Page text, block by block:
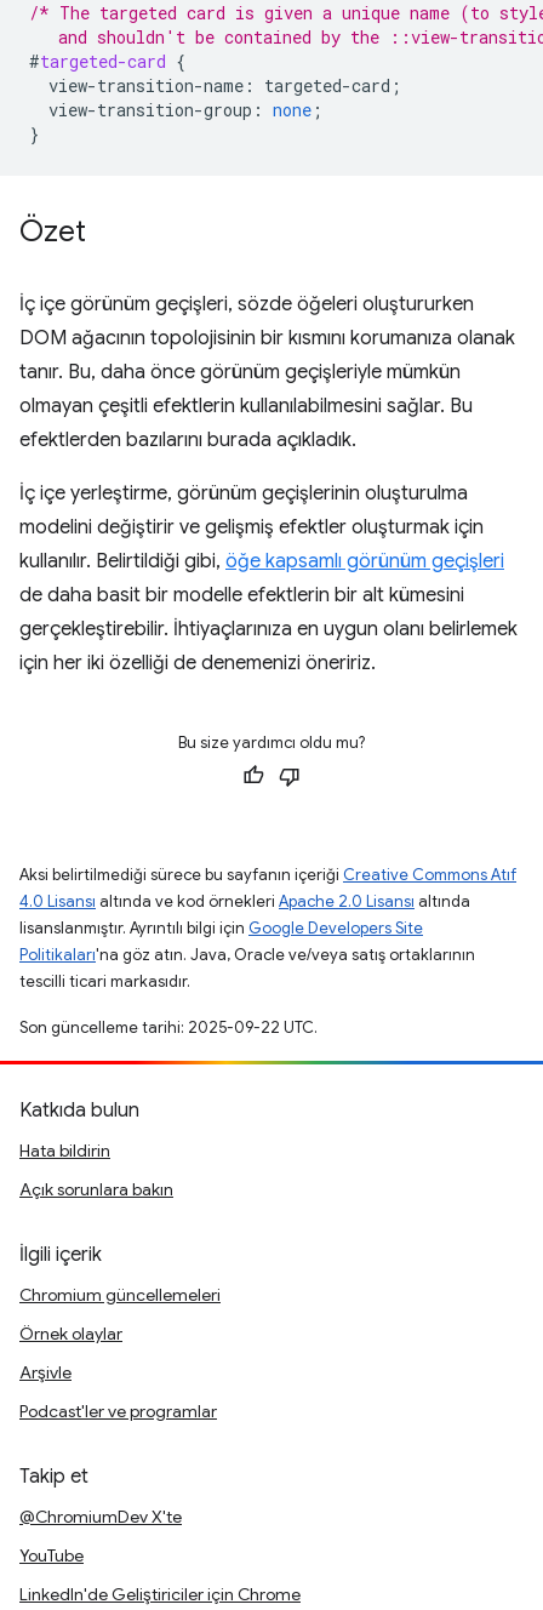
/* The targeted card is given a unique name (to
and shouldn't be contained by the ::view-
#targeted-card {
view-transition-name : targeted-card ;
view-transition-group : none ;
}
Özet
İç içe görünüm geçişleri, sözde öğeleri oluştururken
DOM ağacının topolojisinin bir kısmını korumanıza olanak
tanır. Bu, daha önce görünüm geçişleriyle mümkün
olmayan çeşitli efektlerin kullanılabilmesini sağlar. Bu
efektlerden bazılarını burada açıkladık.
İç içe yerleştirme, görünüm geçişlerinin oluşturulma
modelini değiştirir ve gelişmiş efektler oluşturmak için
kullanılır. Belirtildiği gibi, öğe kapsamlı görünüm geçişleri
de daha basit bir modelle efektlerin bir alt kümesini
gerçekleştirebilir. İhtiyaçlarınıza en uygun olanı belirlemek
için her iki özelliği de denemenizi öneririz.
Bu size yardımcı oldu mu?
Aksi belirtilmediği sürece bu sayfanın içeriği Creative Commons Atıf
4.0 Lisansı altında ve kod örnekleri Apache 2.0 Lisansı altında
lisanslanmıştır. Ayrıntılı bilgi için Google Developers Site
Politikaları'na göz atın. Java, Oracle ve/veya satış ortaklarının
tescilli ticari markasıdır.
Son güncelleme tarihi: 2025-09-22 UTC.
Katkıda bulun
Hata bildirin
Açık sorunlara bakın
İlgili içerik
Chromium güncellemeleri
Örnek olaylar
Arşivle
Podcast'ler ve programlar
Takip et
@ChromiumDev X'te
YouTube
LinkedIn'de Geliştiriciler için Chrome